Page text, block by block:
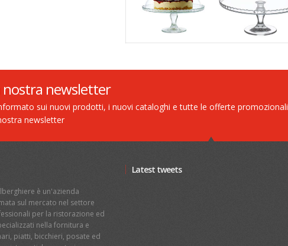
nostra newsletter
sui nuovi prodotti, i nuovi cataloghi e tutte le offerte promozionali
newsletter
è un'azienda
sul mercato nel settore
per la ristorazione ed
nella fornitura e
piatti, bicchieri, posate ed
Latest tweets